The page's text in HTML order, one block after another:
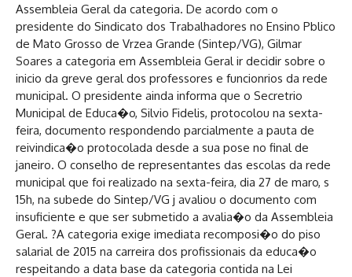
Assembleia Geral da categoria. De acordo com o
presidente do Sindicato dos Trabalhadores no Ensino Pblico
de Mato Grosso de Vrzea Grande (Sintep/VG), Gilmar
Soares a categoria em Assembleia Geral ir decidir sobre o
inicio da greve geral dos professores e funcionrios da rede
municipal. O presidente ainda informa que o Secretrio
Municipal de Educa�o, Silvio Fidelis, protocolou na sexta-
feira, documento respondendo parcialmente a pauta de
reivindica�o protocolada desde a sua pose no final de
janeiro. O conselho de representantes das escolas da rede
municipal que foi realizado na sexta-feira, dia 27 de maro, s
15h, na subede do Sintep/VG j avaliou o documento com
insuficiente e que ser submetido a avalia�o da Assembleia
Geral. ?A categoria exige imediata recomposi�o do piso
salarial de 2015 na carreira dos profissionais da educa�o
respeitando a data base da categoria contida na Lei